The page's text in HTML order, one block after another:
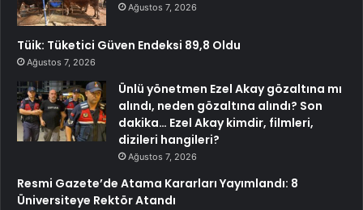
Ağustos 7, 2026
Tüik: Tüketici Güven Endeksi 89,8 Oldu
Ağustos 7, 2026
Ünlü yönetmen Ezel Akay gözaltına mı
alındı, neden gözaltına alındı? Son
dakika… Ezel Akay kimdir, filmleri,
dizileri hangileri?
Ağustos 7, 2026
Resmi Gazete’de Atama Kararları Yayımlandı: 8
Üniversiteye Rektör Atandı